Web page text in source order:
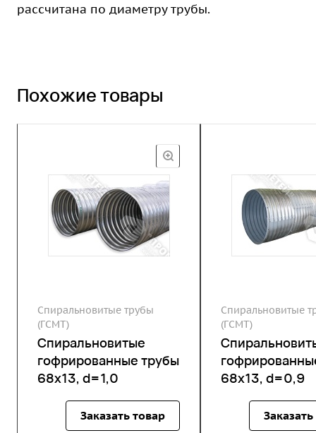
рассчитана по диаметру трубы.
Похожие товары
Спиральновитые трубы
(ГСМТ)
Спиральновитые
гофрированные трубы
68х13, d=1,0
Заказать товар
Спиральновитые
(ГСМТ)
68х13, d=0,9